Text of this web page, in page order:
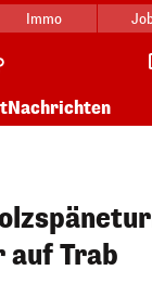
Immo
Nachrichten
auf Trab